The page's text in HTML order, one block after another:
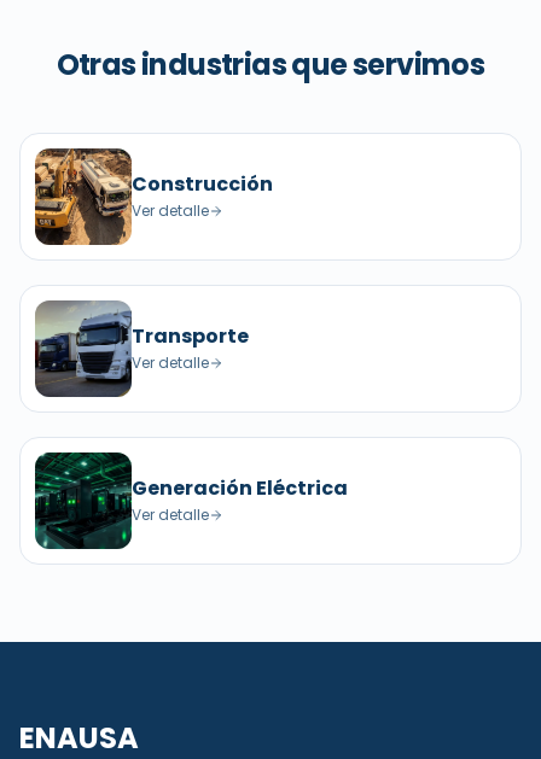
Otras industrias que servimos
Construcción
Ver detalle
Transporte
Ver detalle
Generación Eléctrica
Ver detalle
ENAUSA